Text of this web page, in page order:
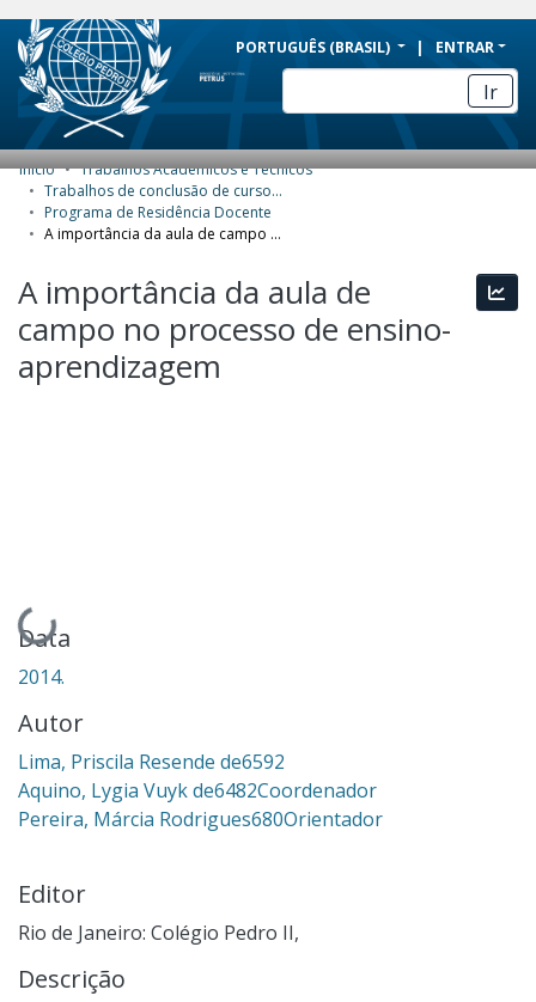
BRAZIL
Simplifique!
Comunica BR
Participe
Acesso à informação
Legislação
PORTUGUÊS (BRASIL) ENTRAR
Ir
COMUNIDADES E COLEÇÕES
NAVEGAR
ESTATÍSTICAS
SOBRE
Início
Trabalhos Acadêmicos e Técnicos
Trabalhos de conclusão de curso de Especialização
Programa de Residência Docente
A importância da aula de campo no processo de ensino-aprendizagem
A importância da aula de
campo no processo de ensino-
aprendizagem
Carregando...
Data
2014.
Autor
Lima, Priscila Resende de6592
Aquino, Lygia Vuyk de6482Coordenador
Pereira, Márcia Rodrigues680Orientador
Editor
Rio de Janeiro: Colégio Pedro II,
Descrição